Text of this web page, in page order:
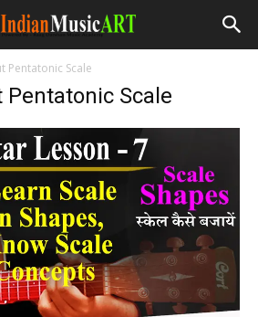
Pentatonic Scale
Pentatonic Scale